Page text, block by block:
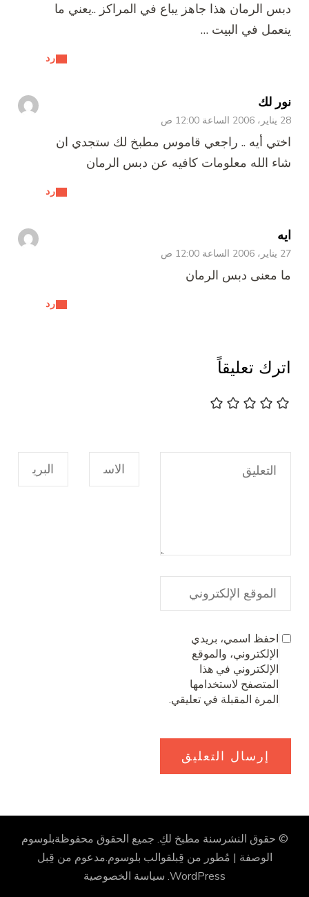
رد
دبس الرمان هذا جاهز يباع في المراكز ..يعني ما
ينعمل في البيت …
نور لك
28 يناير، 2006 الساعة 12:00 ص
رد
اختي أيه .. راجعي قاموس مطبخ لك ستجدي ان
شاء الله معلومات كافيه عن دبس الرمان
ايه
27 يناير، 2006 الساعة 12:00 ص
رد
ما معنى دبس الرمان
اترك تعليقاً
احفظ اسمي، بريدي
الإلكتروني، والموقع
الإلكتروني في هذا
المتصفح لاستخدامها
المرة المقبلة في تعليقي.
© حقوق النشرسنة مطبخ لكِ. جميع الحقوق محفوظةبلوسوم
الوصفة | مُطور من قِبلقوالب بلوسوم.مدعوم من قِبل
WordPress
. سياسة الخصوصية